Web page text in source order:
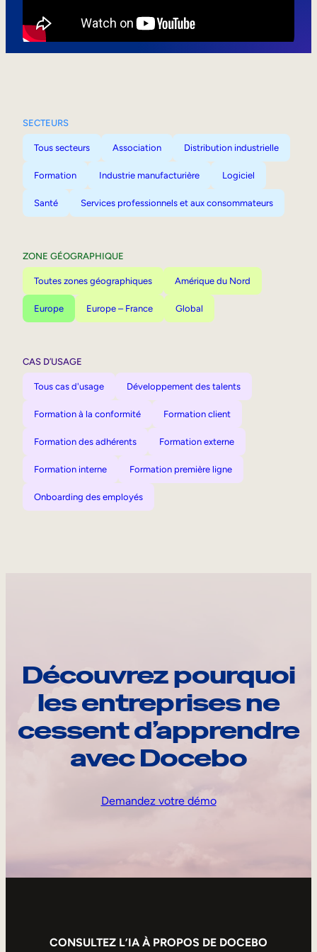
SECTEURS
Tous secteurs Association Distribution industrielle
Formation Industrie manufacturière Logiciel
Santé Services professionnels et aux consommateurs
ZONE GÉOGRAPHIQUE
Toutes zones géographiques Amérique du Nord
Europe Europe – France Global
CAS D’USAGE
Tous cas d'usage Développement des talents
Formation à la conformité Formation client
Formation des adhérents Formation externe
Formation interne Formation première ligne
Onboarding des employés
Découvrez pourquoi
les entreprises ne
cessent d’apprendre
avec Docebo
Demandez votre démo
CONSULTEZ L’IA À PROPOS DE DOCEBO